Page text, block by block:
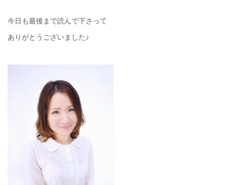
今日も最後まで読んで下さって
ありがとうございました♪